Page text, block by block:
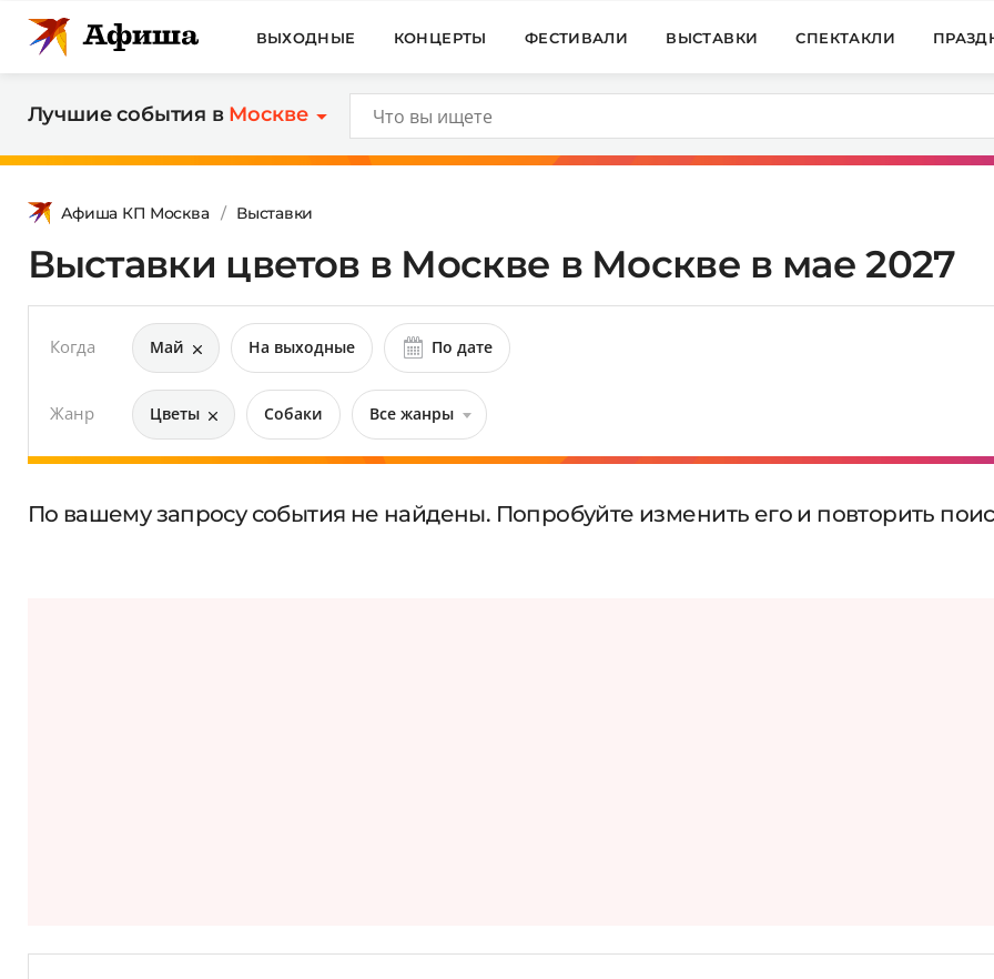
ВЫХОДНЫЕ КОНЦЕРТЫ ФЕСТИВАЛИ ВЫСТАВКИ СПЕКТАКЛИ
Лучшие события в Москве
Афиша КП Москва Выставки
Выставки цветов в Москве в Москве в мае 2027
Когда Май На выходные По дате
Жанр Цветы Собаки Все жанры
По вашему запросу события не найдены. Попробуйте изменить его и повторить